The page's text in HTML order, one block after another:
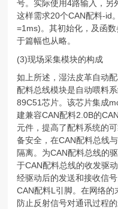
号。实际使用4路输入，另
这样需求20个CAN配料-id
=1ms)。其初始化，及函
于篇幅也从略。
(3)现场采集模块的构成
如上所述，湿法皮革自动
配料总线模块是自动喂料
89C51芯片。该芯片集成
建兼容CAN配料2.0B的
元件，提高了配料系统的
备安全，在CAN配料总线
隔离。为CAN配料总线的
于CAN配料总线的收发驱
经驱动后的发送和接收信
CAN配料L引脚。在网络的
防止反射信号对通讯过程